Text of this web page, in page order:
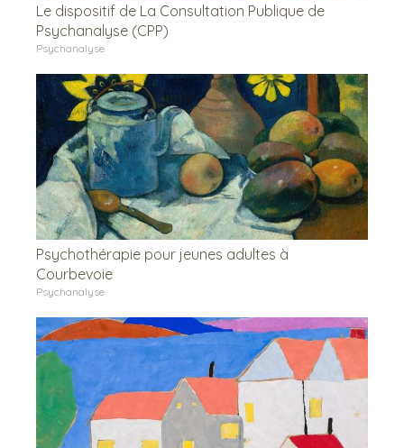
Le dispositif de La Consultation Publique de
Psychanalyse (CPP)
Psychanalyse
Psychothérapie pour jeunes adultes à
Courbevoie
Psychanalyse